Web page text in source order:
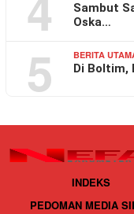
Sambut
Oska…
5 BERITA
Di Boltim,
INDEKS
PEDOMAN MEDIA